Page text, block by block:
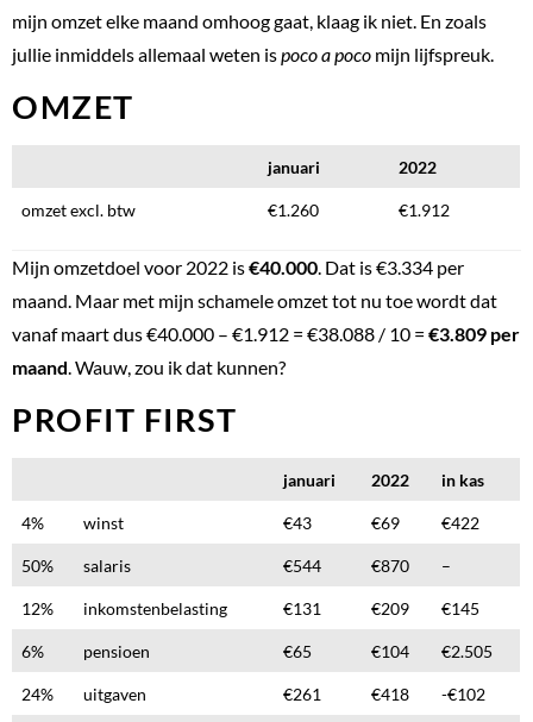
mijn omzet elke maand omhoog gaat, klaag ik niet. En zoals
jullie inmiddels allemaal weten ispoco a poco mijn lijfspreuk.
OMZET
januari 2022
omzet excl. btw €1.260 €1.912
Mijn omzetdoel voor 2022 is€40.000. Dat is €3.334 per
maand. Maar met mijn schamele omzet tot nu toe wordt dat
vanaf maart dus €40.000 – €1.912 = €38.088 / 10 = €3.809 per
maand. Wauw, zou ik dat kunnen?
PROFIT FIRST
januari 2022 in kas
4% winst €43 €69 €422
50% salaris €544 €870 –
12% inkomstenbelasting €131 €209 €145
6% pensioen €65 €104 €2.505
24% uitgaven €261 €418 -€102